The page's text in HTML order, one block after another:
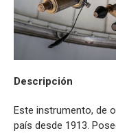
Descripción
Este instrumento, de
país desde 1913.